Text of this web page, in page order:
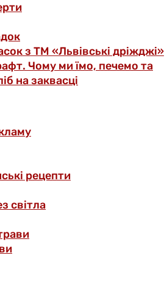
з ТМ «Львівські дріжджі»
Чому ми їмо, печемо та
на заквасці
рецепти
світла